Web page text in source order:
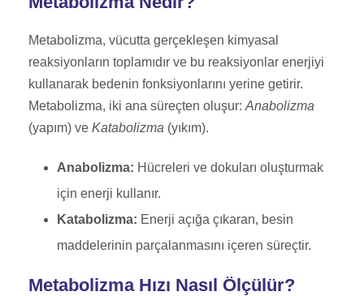
Metabolizma, vücutta gerçekleşen kimyasal
reaksiyonların toplamıdır ve bu reaksiyonlar enerjiyi
kullanarak bedenin fonksiyonlarını yerine getirir.
Metabolizma, iki ana süreçten oluşur: Anabolizma
(yapım) ve Katabolizma (yıkım).
Anabolizma: Hücreleri ve dokuları oluşturmak
için enerji kullanır.
Katabolizma: Enerji açığa çıkaran, besin
maddelerinin parçalanmasını içeren süreçtir.
Metabolizma Hızı Nasıl Ölçülür?